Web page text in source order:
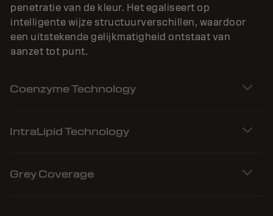
penetratie van de kleur. Het egaliseert op
intelligente wijze structuurverschillen, waardoor
een uitstekende gelijkmatigheid ontstaat van
aanzet tot punt.
Coenzyme Technology
IntraLipid Technology
Grey Coverage